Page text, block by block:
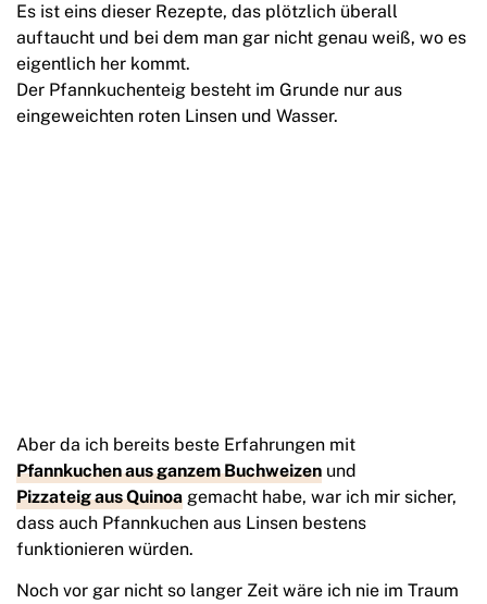
Es ist eins dieser Rezepte, das plötzlich überall
auftaucht und bei dem man gar nicht genau weiß, wo es
eigentlich her kommt.
Der Pfannkuchenteig besteht im Grunde nur aus
eingeweichten roten Linsen und Wasser.
Aber da ich bereits beste Erfahrungen mit
Pfannkuchen aus ganzem Buchweizen und
Pizzateig aus Quinoa gemacht habe, war ich mir sicher,
dass auch Pfannkuchen aus Linsen bestens
funktionieren würden.
Noch vor gar nicht so langer Zeit wäre ich nie im Traum